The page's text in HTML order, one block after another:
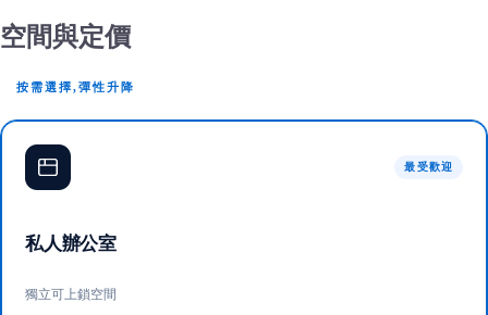
空間與定價
按需選擇,彈性升降
最受歡迎
私人辦公室
獨立可上鎖空間